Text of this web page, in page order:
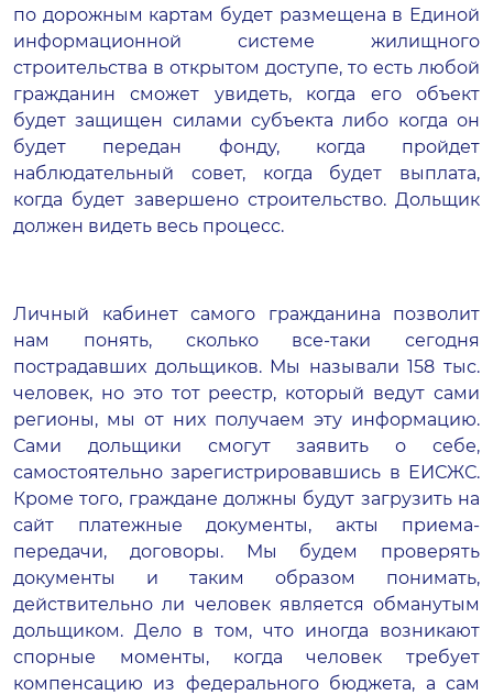
по дорожным картам будет размещена в Единой
информационной системе жилищного
строительства в открытом доступе, то есть любой
гражданин сможет увидеть, когда его объект
будет защищен силами субъекта либо когда он
будет передан фонду, когда пройдет
наблюдательный совет, когда будет выплата,
когда будет завершено строительство. Дольщик
должен видеть весь процесс.
Личный кабинет самого гражданина позволит
нам понять, сколько все-таки сегодня
пострадавших дольщиков. Мы называли 158 тыс.
человек, но это тот реестр, который ведут сами
регионы, мы от них получаем эту информацию.
Сами дольщики смогут заявить о себе,
самостоятельно зарегистрировавшись в ЕИСЖС.
Кроме того, граждане должны будут загрузить на
сайт платежные документы, акты приема-
передачи, договоры. Мы будем проверять
документы и таким образом понимать,
действительно ли человек является обманутым
дольщиком. Дело в том, что иногда возникают
спорные моменты, когда человек требует
компенсацию из федерального бюджета, а сам